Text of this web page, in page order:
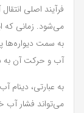
فرآیند اصلی
می‌شود. زمانی که
به سمت دیواره‌ها
آب و حرکت آن
به عبارتی،
می‌تواند فشار آب